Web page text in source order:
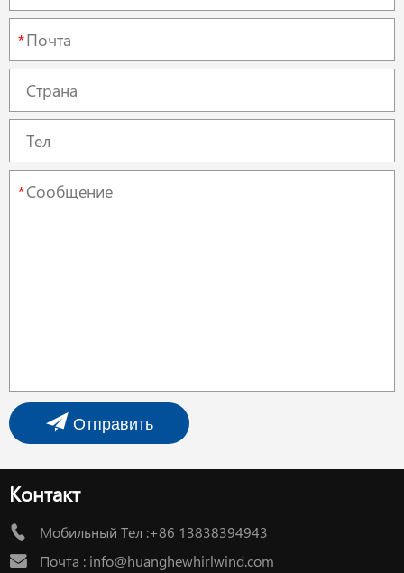
*
*
Отправить
Контакт
Мобильный Тел :+86 13838394943
Почта : info@huanghewhirlwind.com